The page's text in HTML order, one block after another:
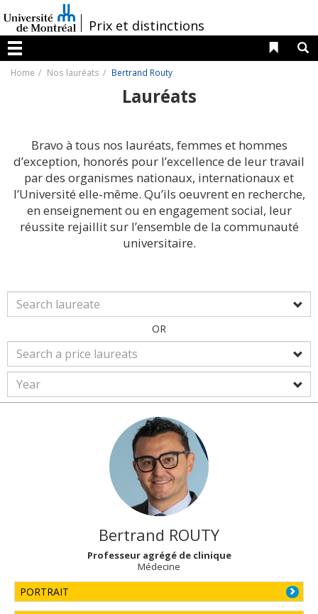
au
contenu
/Prix et distinctions
Menu
Liens
Home Nos lauréats Bertrand Routy
Lauréats
Bravo à tous nos lauréats, femmes et hommes
d’exception, honorés pour l’excellence de leur travail
par des organismes nationaux, internationaux et
l’Université elle-même. Qu’ils oeuvrent en recherche,
en enseignement ou en engagement social, leur
réussite rejaillit sur l’ensemble de la communauté
universitaire.
OR
Bertrand ROUTY
Professeur agrégé de clinique
Médecine
PORTRAIT